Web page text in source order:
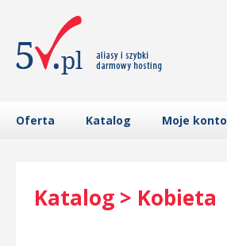
Oferta Katalog Moje konto
Katalog > Kobieta